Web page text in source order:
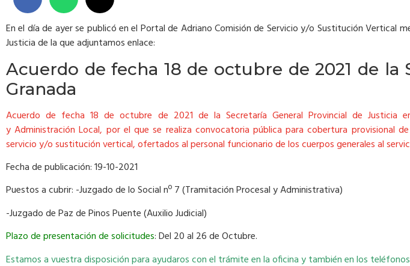
En el día de ayer se publicó en el Portal de Adriano Comisión de Servicio y/o Sustitución Vertical
Justicia de la que adjuntamos enlace:
Acuerdo de fecha 18 de octubre de 2021 de la
Granada
Acuerdo de fecha 18 de octubre de 2021 de la Secretaría General Provincial de Justicia
y Administración Local, por el que se realiza convocatoria pública para cobertura provisional
servicio y/o sustitución vertical, ofertados al personal funcionario de los cuerpos generales al
Fecha de publicación: 19-10-2021
Puestos a cubrir: -Juzgado de lo Social nº 7 (Tramitación Procesal y Administrativa)
-Juzgado de Paz de Pinos Puente (Auxilio Judicial)
Plazo de presentación de solicitudes: Del 20 al 26 de Octubre.
Estamos a vuestra disposición para ayudaros con el trámite en la oficina y también en los